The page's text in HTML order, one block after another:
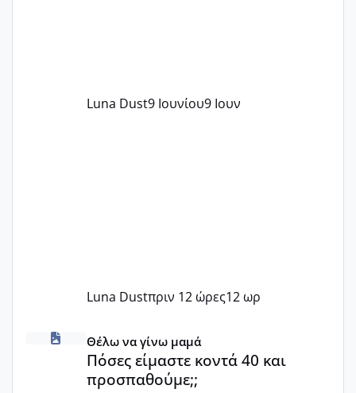
Luna Dust9 Ιουνίου9 Ιουν
Luna Dustπριν 12 ώρες12 ωρ
Πόσες είμαστε κοντά 40 και προσπαθούμε;;
Θέλω να γίνω μαμά
Πόσες είμαστε κοντά 40 και
προσπαθούμε;;